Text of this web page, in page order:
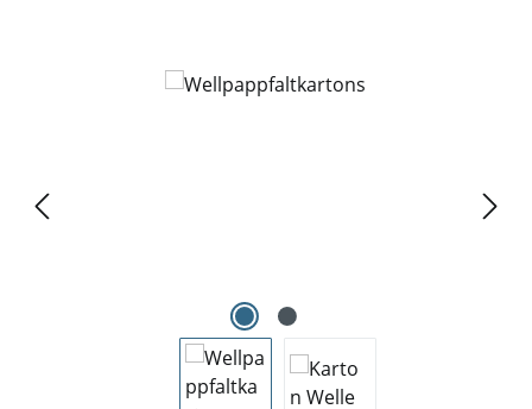
Ignorer la galerie d'images